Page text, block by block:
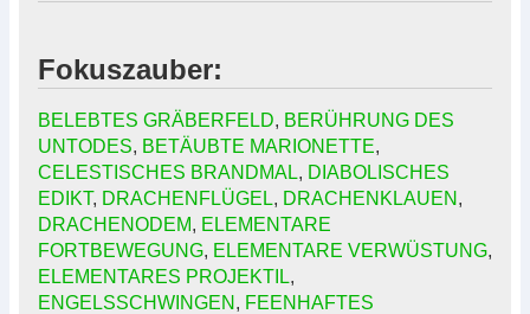
Fokuszauber:
BELEBTES GRÄBERFELD, BERÜHRUNG DES
UNTODES, BETÄUBTE MARIONETTE,
CELESTISCHES BRANDMAL, DIABOLISCHES
EDIKT, DRACHENFLÜGEL, DRACHENKLAUEN ,
DRACHENODEM, ELEMENTARE
FORTBEWEGUNG, ELEMENTARE VERWÜSTUNG,
ELEMENTARES PROJEKTIL,
ENGELSSCHWINGEN , FEENHAFTES